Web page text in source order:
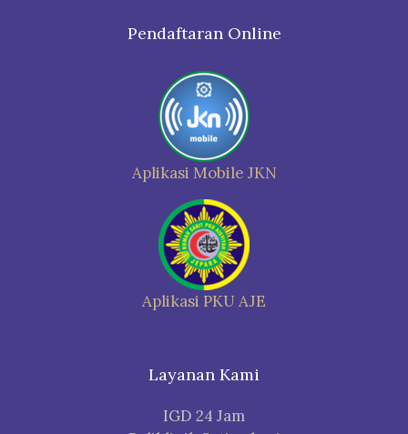
Pendaftaran Online
Aplikasi Mobile JKN
Aplikasi PKU AJE
Layanan Kami
IGD 24 Jam